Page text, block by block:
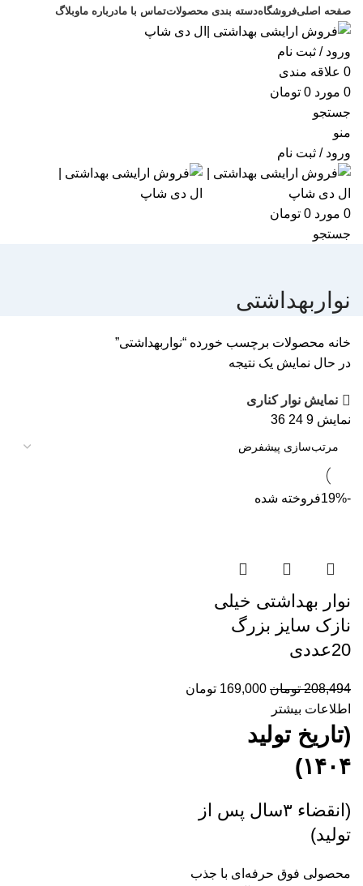
صفحه اصلیفروشگاهدسته بندی محصولاتتماس با مادرباره ماوبلاگ
ورود / ثبت نام
0 علاقه مندی
0 مورد 0 تومان
جستجو
منو
ورود / ثبت نام
0 مورد 0 تومان
جستجو
نواربهداشتی
خانه محصولات برچسب خورده “نواربهداشتی”
در حال نمایش یک نتیجه
نمایش نوار کناری
نمایش 9
24
36
-19% فروخته شده
نوار بهداشتی خیلی
نازک سایز بزرگ
20عددی
208,494 تومان 169,000 تومان
اطلاعات بیشتر
(تاریخ تولید
۱۴۰۴)
(انقضاء ۳سال پس از
تولید)
محصولی فوق حرفه‌ای با جذب